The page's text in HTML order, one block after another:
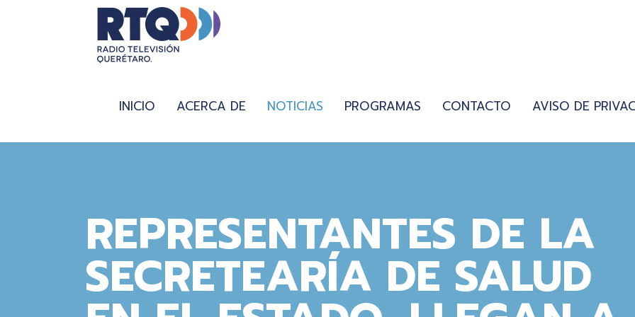
INICIO ACERCA DE NOTICIAS PROGRAMAS CONTACTO AVISO DE
REPRESENTANTES DE LA
SECRETEARÍA DE SALUD